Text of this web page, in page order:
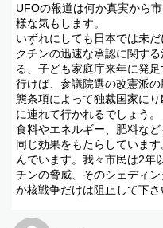
UFOの報道は何か真実から
様な気もします。
いずれにしても日本では未
クチンの迅速な承認に関す
る、子ども家庭庁来年に発
行けば、参議院選の改憲派
態条項によって独裁国家に
に連れて行かれるでしょう。
食料やエネルギー、肥料な
同じ効果をもたらしていま
んでいます。我々市民は2年
チンの脅威、そのシェディ
か核戦争だけは阻止して下